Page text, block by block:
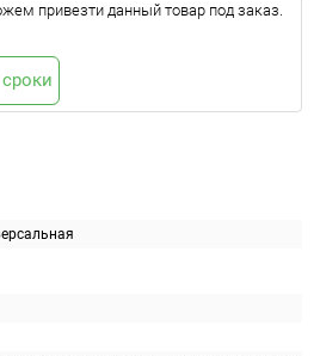
привезти данный товар под заказ.